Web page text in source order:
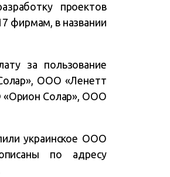
проектов
фирмам, в названии
за пользование
ООО «Ленетт
«Орион Солар», ООО
украинское ООО
по адресу